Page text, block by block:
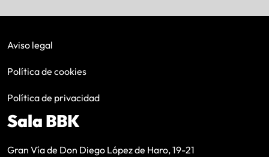
Aviso legal
Política de cookies
Política de privacidad
Sala BBK
Gran Vía de Don Diego López de Haro, 19-21